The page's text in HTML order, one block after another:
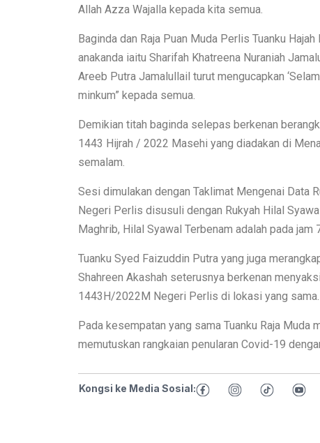
Allah Azza Wajalla kepada kita semua.
Baginda dan Raja Puan Muda Perlis Tuanku
anakanda iaitu Sharifah Khatreena Nuraniah
Areeb Putra Jamalullail turut mengucapkan
minkum” kepada semua.
Demikian titah baginda selepas berkenan
1443 Hijrah / 2022 Masehi yang diadakan di
semalam.
Sesi dimulakan dengan Taklimat Mengenai Data
Negeri Perlis disusuli dengan Rukyah Hilal
Maghrib, Hilal Syawal Terbenam adalah pada jam
Tuanku Syed Faizuddin Putra yang juga
Shahreen Akashah seterusnya berkenan
1443H/2022M Negeri Perlis di lokasi yang sama.
Pada kesempatan yang sama Tuanku Raja
memutuskan rangkaian penularan Covid-19
Kongsi ke Media Sosial: